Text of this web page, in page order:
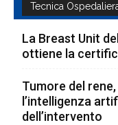
Tecnica
La Breast Unit
ottiene la
Tumore del
l’intelligenza
dell’intervento